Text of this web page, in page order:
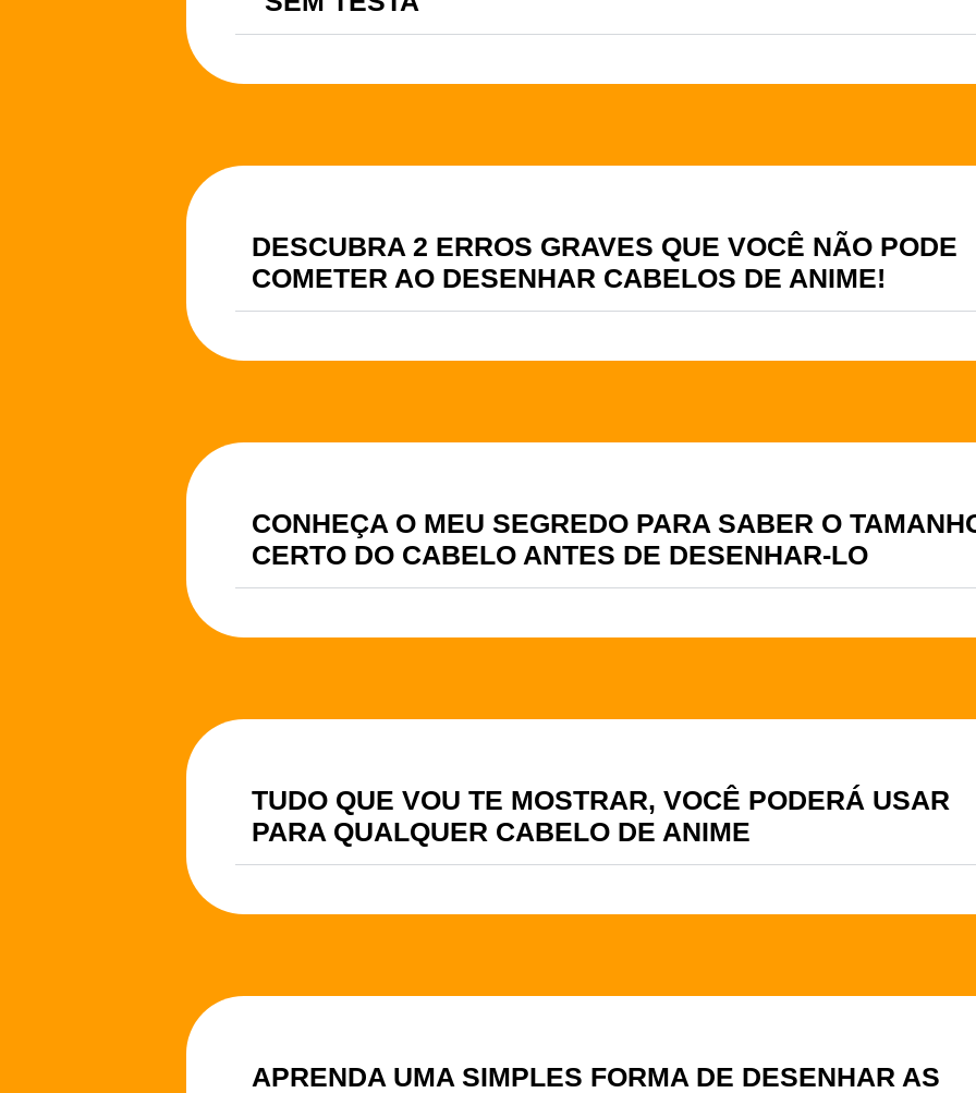
DESCUBRA 2 ERROS GRAVES QUE VOCÊ NÃO PODE
COMETER AO DESENHAR CABELOS DE ANIME!
CONHEÇA O MEU SEGREDO PARA SABER O
CERTO DO CABELO ANTES DE DESENHAR-LO
TUDO QUE VOU TE MOSTRAR, VOCÊ PODERÁ USAR
PARA QUALQUER CABELO DE ANIME
APRENDA UMA SIMPLES FORMA DE DESENHAR AS